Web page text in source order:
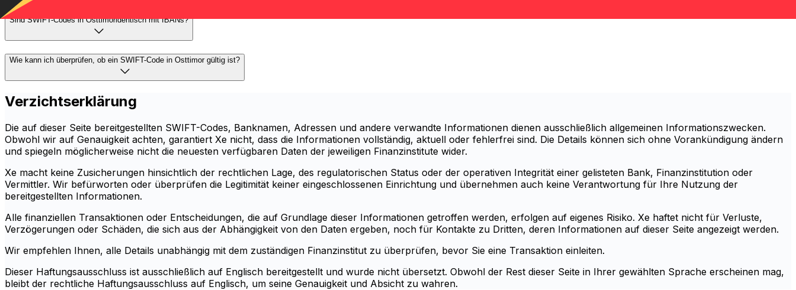
Sind SWIFT-Codes in Osttimoridentisch mit IBANs?
Wie kann ich überprüfen, ob ein SWIFT-Code in Osttimor gültig ist?
Verzichtserklärung
Die auf dieser Seite bereitgestellten SWIFT-Codes, Banknamen, Adressen und andere verwandte Informationen dienen ausschließlich allgemeinen Informationszwecken.
Obwohl wir auf Genauigkeit achten, garantiert Xe nicht, dass die Informationen vollständig, aktuell oder fehlerfrei sind. Die Details können sich ohne Vorankündigung ändern
und spiegeln möglicherweise nicht die neuesten verfügbaren Daten der jeweiligen Finanzinstitute wider.
Xe macht keine Zusicherungen hinsichtlich der rechtlichen Lage, des regulatorischen Status oder der operativen Integrität einer gelisteten Bank, Finanzinstitution oder
Vermittler. Wir befürworten oder überprüfen die Legitimität keiner eingeschlossenen Einrichtung und übernehmen auch keine Verantwortung für Ihre Nutzung der
bereitgestellten Informationen.
Alle finanziellen Transaktionen oder Entscheidungen, die auf Grundlage dieser Informationen getroffen werden, erfolgen auf eigenes Risiko. Xe haftet nicht für Verluste,
Verzögerungen oder Schäden, die sich aus der Abhängigkeit von den Daten ergeben, noch für Kontakte zu Dritten, deren Informationen auf dieser Seite angezeigt werden.
Wir empfehlen Ihnen, alle Details unabhängig mit dem zuständigen Finanzinstitut zu überprüfen, bevor Sie eine Transaktion einleiten.
Dieser Haftungsausschluss ist ausschließlich auf Englisch bereitgestellt und wurde nicht übersetzt. Obwohl der Rest dieser Seite in Ihrer gewählten Sprache erscheinen mag,
bleibt der rechtliche Haftungsausschluss auf Englisch, um seine Genauigkeit und Absicht zu wahren.